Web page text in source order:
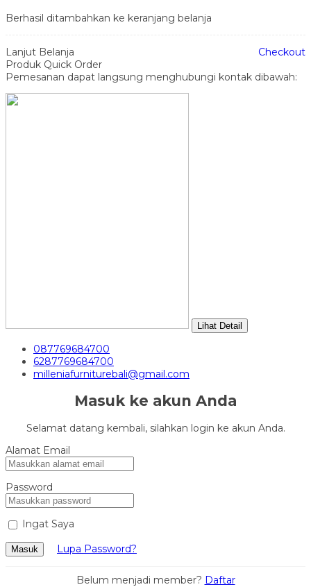
Berhasil ditambahkan ke keranjang belanja
Lanjut Belanja
Checkout
Produk Quick Order
Pemesanan dapat langsung menghubungi kontak dibawah:
Lihat Detail
087769684700
6287769684700
milleniafurniturebali@gmail.com
Masuk ke akun Anda
Selamat datang kembali, silahkan login ke akun Anda.
Alamat Email
Password
Ingat Saya
Masuk Lupa Password?
Belum menjadi member? Daftar